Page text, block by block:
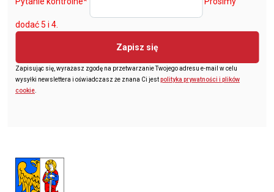
dodać 5 i 4.
Zapisz się
Zapisując się, wyrażasz zgodę na przetwarzanie Twojego adresu e-mail w celu
wysyłki newslettera i oświadczasz że znana Ci jestpolityka prywatności i plików
cookie.